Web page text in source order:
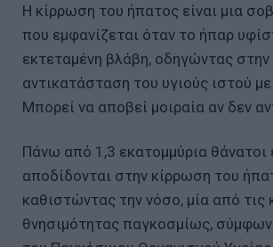
Η κίρρωση του ήπατος είναι μια
που εμφανίζεται όταν το ήπαρ
εκτεταμένη βλάβη, οδηγώντας στην
αντικατάσταση του υγιούς ιστού
Μπορεί να αποβεί μοιραία αν δεν
Πάνω από 1,3 εκατομμύρια θάνατοι
αποδίδονται στην κίρρωση του
καθιστώντας την νόσο, μία από τις
θνησιμότητας παγκοσμίως,